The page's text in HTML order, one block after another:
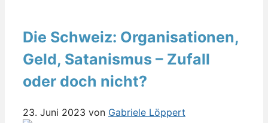
Die Schweiz: Organisationen,
Geld, Satanismus – Zufall
oder doch nicht?
23. Juni 2023 von Gabriele Löppert